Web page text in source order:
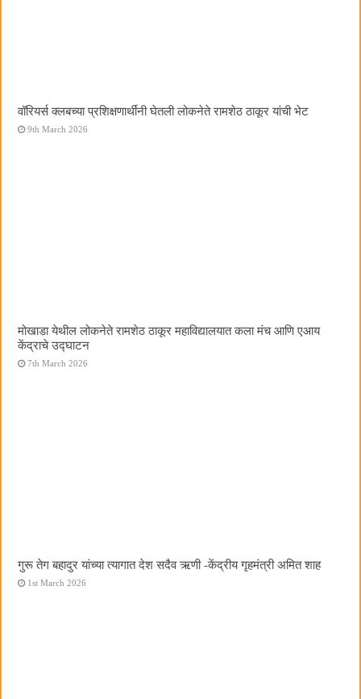
वॉरियर्स क्लबच्या प्रशिक्षणार्थींनी घेतली लोकनेते रामशेठ ठाकूर यांची भेट
9th March 2026
मोखाडा येथील लोकनेते रामशेठ ठाकूर महाविद्यालयात कला मंच आणि एआय
केंद्राचे उद्घाटन
7th March 2026
गुरू तेग बहादुर यांच्या त्यागात देश सदैव ऋणी -केंद्रीय गृहमंत्री अमित शाह
1st March 2026